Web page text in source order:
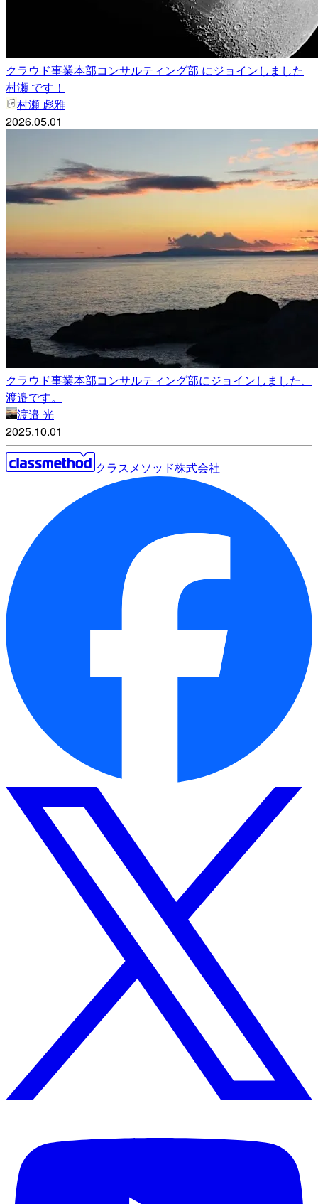
クラウド事業本部コンサルティング部 にジョインしました
村瀬 です！
村瀬 彪雅
2026.05.01
クラウド事業本部コンサルティング部にジョインしました、
渡邉です。
渡邉 光
2025.10.01
クラスメソッド株式会社